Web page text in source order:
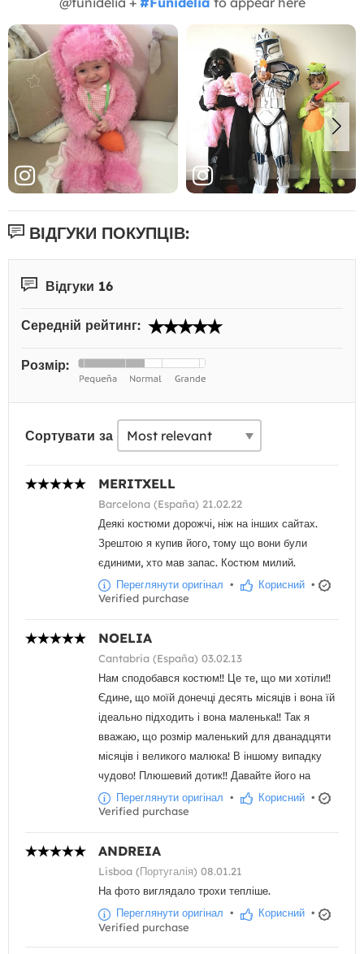
ВІДГУКИ ПОКУПЦІВ:
Відгуки 16
Середній рейтинг:
Розмір:
Сортувати за
MERITXELL
Barcelona (España) 21.02.22
Деякі костюми дорожчі, ніж на інших сайтах.
Зрештою я купив його, тому що вони були
єдиними, хто мав запас. Костюм милий.
Переглянути оригінал • Корисний •
Verified purchase
NOELIA
Cantabria (España) 03.02.13
Нам сподобався костюм!! Це те, що ми хотіли!!
Єдине, що моїй донечці десять місяців і вона їй
ідеально підходить і вона маленька!! Так я
вважаю, що розмір маленький для дванадцяти
місяців і великого малюка! В іншому випадку
чудово! Плюшевий дотик!! Давайте його на
Переглянути оригінал • Корисний •
Verified purchase
ANDREIA
Lisboa (Португалія) 08.01.21
На фото виглядало трохи тепліше.
Переглянути оригінал • Корисний •
Verified purchase